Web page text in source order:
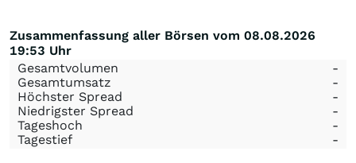
Zusammenfassung aller Börsen vom 08.08.2026
19:53 Uhr
Gesamtvolumen
-
Gesamtumsatz
-
Höchster Spread
-
Niedrigster Spread
-
Tageshoch
-
Tagestief
-